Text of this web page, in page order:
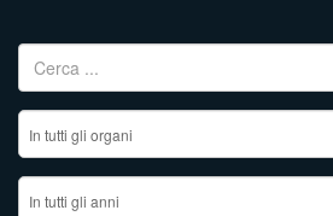
Ricerca per: